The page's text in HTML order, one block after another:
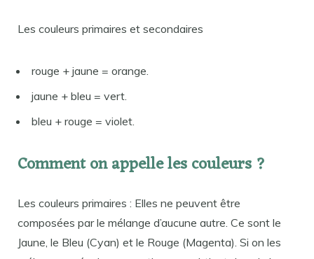
Les couleurs primaires et secondaires
rouge + jaune = orange.
jaune + bleu = vert.
bleu + rouge = violet.
Comment on appelle les couleurs ?
Les couleurs primaires : Elles ne peuvent être
composées par le mélange d’aucune autre. Ce sont le
Jaune, le Bleu (Cyan) et le Rouge (Magenta). Si on les